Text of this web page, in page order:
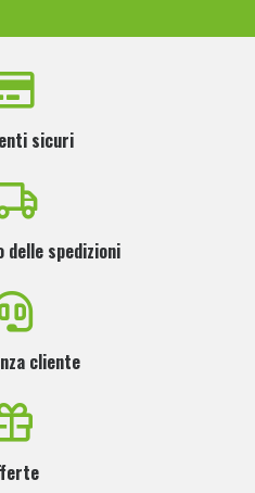
sicuri
delle spedizioni
cliente